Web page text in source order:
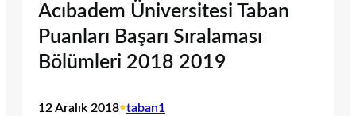
Acıbadem Üniversitesi Taban
Puanları Başarı Sıralaması
Bölümleri 2018 2019
12 Aralık 2018•taban1